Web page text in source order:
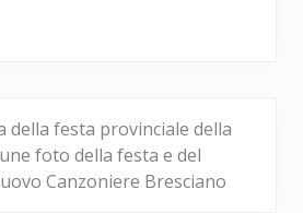
della festa provinciale della
foto della festa e del
Canzoniere Bresciano